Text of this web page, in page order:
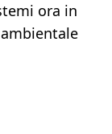
ora in